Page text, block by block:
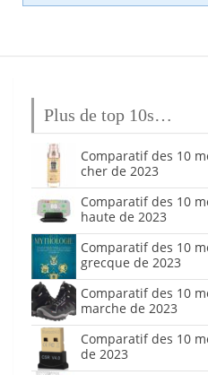
Plus de top 10s…
Comparatif des 10
cher de 2023
Comparatif des 10
haute de 2023
Comparatif des 10
grecque de 2023
Comparatif des 10
marche de 2023
Comparatif des 10
de 2023